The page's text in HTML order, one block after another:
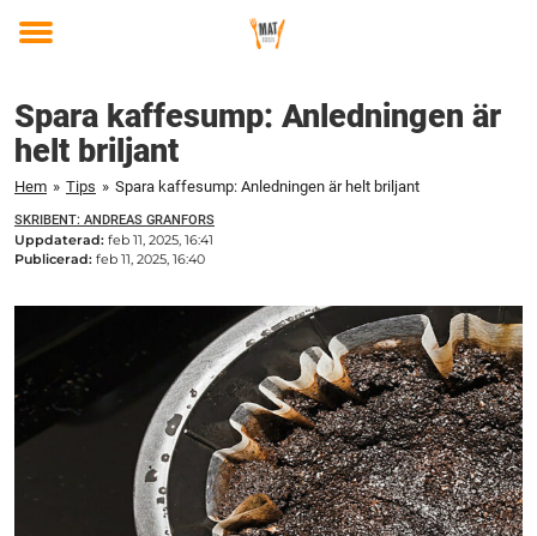
Toggle
Spara kaffesump: Anledningen är
helt briljant
Hem » Tips » Spara kaffesump: Anledningen är helt briljant
SKRIBENT: ANDREAS GRANFORS
Uppdaterad: feb 11, 2025, 16:41
Publicerad: feb 11, 2025, 16:40